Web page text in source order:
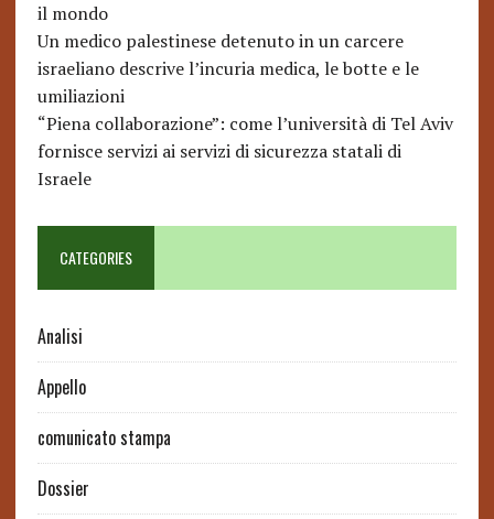
il mondo
Un medico palestinese detenuto in un carcere
israeliano descrive l’incuria medica, le botte e le
umiliazioni
“Piena collaborazione”: come l’università di Tel Aviv
fornisce servizi ai servizi di sicurezza statali di
Israele
CATEGORIES
Analisi
Appello
comunicato stampa
Dossier